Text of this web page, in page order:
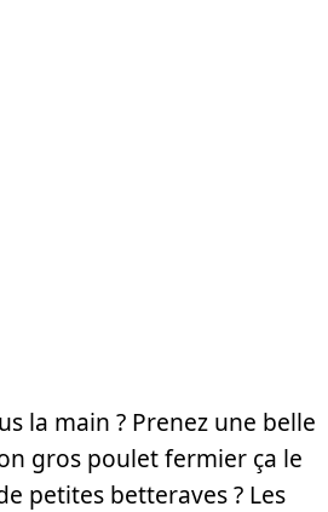
la main ? Prenez une belle
gros poulet fermier ça le
petites betteraves ? Les